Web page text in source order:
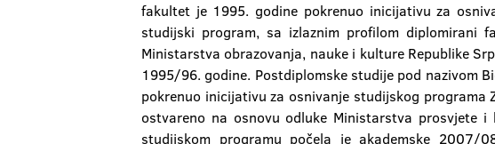
fakultet je 1995. godine pokrenuo inicijativu za
studijski program, sa izlaznim profilom diplomirani
Ministarstva obrazovanja, nauke i kulture Republike
1995/96. godine. Postdiplomske studije pod nazivom
pokrenuo inicijativu za osnivanje studijskog programa
ostvareno na osnovu odluke Ministarstva prosvjete
studijskom programu počela je akademske